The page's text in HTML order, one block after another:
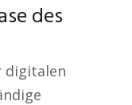
des
digitalen